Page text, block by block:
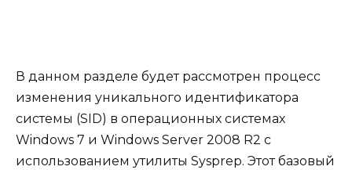
В данном разделе будет рассмотрен процесс
изменения уникального идентификатора
системы (SID) в операционных системах
Windows 7 и Windows Server 2008 R2 с
использованием утилиты Sysprep. Этот базовый